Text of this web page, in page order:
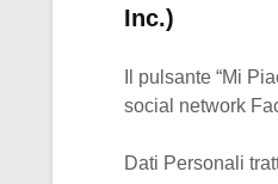
Inc.)
Il pulsante “Mi
social network
Dati Personali